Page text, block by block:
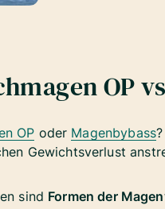
OP
OP oder Magenbybass
Gewichtsverlust
sind Formen der